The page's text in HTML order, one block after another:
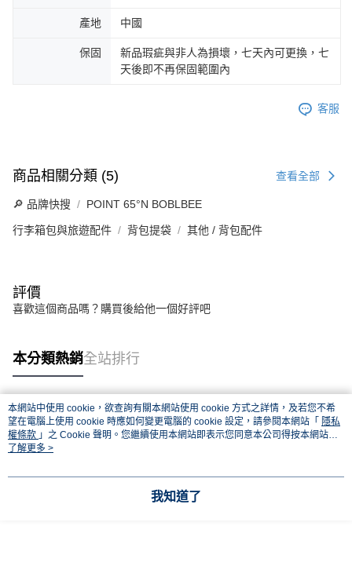
產地 中國
保固
新品瑕疵與非人為損壞，七天內可更換，七
天後即不再保固範圍內
客服
商品相關分類 (5) 查看全部
🔎 品牌快搜 POINT 65°N BOBLBEE
行李箱包與旅遊配件 背包提袋 其他 / 背包配件
評價
喜歡這個商品嗎？購買後給他一個好評吧
本分類熱銷全站排行
熱門標籤
本網站中使用 cookie，欲查詢有關本網站使用 cookie 方式之詳情，及若您不希
望在電腦上使用 cookie 時應如何變更電腦的 cookie 設定，請參閱本網站「 隱私
權條款 」之 Cookie 聲明。您繼續使用本網站即表示您同意本公司得按本網站使
用條款之 Cookie 聲明使用 cookie。
了解更多 >
我知道了